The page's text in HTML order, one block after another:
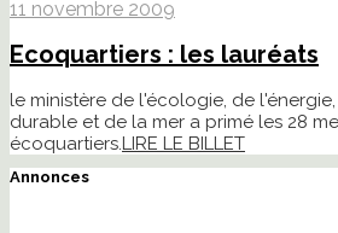
11 novembre 2009
Ecoquartiers : les lauréats
le ministère de l'écologie, de
durable et de la mer a primé les 28
écoquartiers.LIRE LE BILLET
Annonces